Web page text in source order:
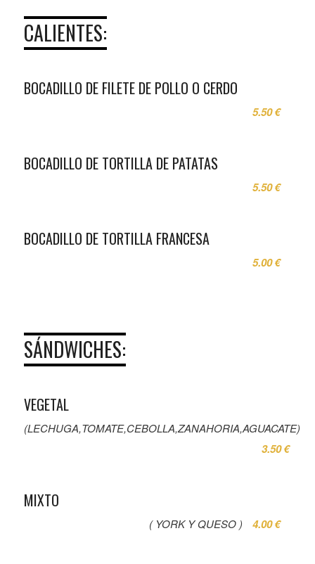
CALIENTES:
BOCADILLO DE FILETE DE POLLO O CERDO
5.50 €
BOCADILLO DE TORTILLA DE PATATAS
5.50 €
BOCADILLO DE TORTILLA FRANCESA
5.00 €
SÁNDWICHES:
VEGETAL
(LECHUGA,TOMATE,CEBOLLA,ZANAHORIA,AGUACATE)
3.50 €
MIXTO
( YORK Y QUESO ) 4.00 €